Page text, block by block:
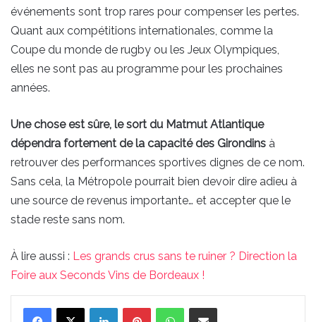
événements sont trop rares pour compenser les pertes.
Quant aux compétitions internationales, comme la
Coupe du monde de rugby ou les Jeux Olympiques,
elles ne sont pas au programme pour les prochaines
années.
Une chose est sûre, le sort du Matmut Atlantique
dépendra fortement de la capacité des Girondins à
retrouver des performances sportives dignes de ce nom.
Sans cela, la Métropole pourrait bien devoir dire adieu à
une source de revenus importante… et accepter que le
stade reste sans nom.
À lire aussi : Les grands crus sans te ruiner ? Direction la
Foire aux Seconds Vins de Bordeaux !
LinkedinPinterestWhatsAppPartager par email